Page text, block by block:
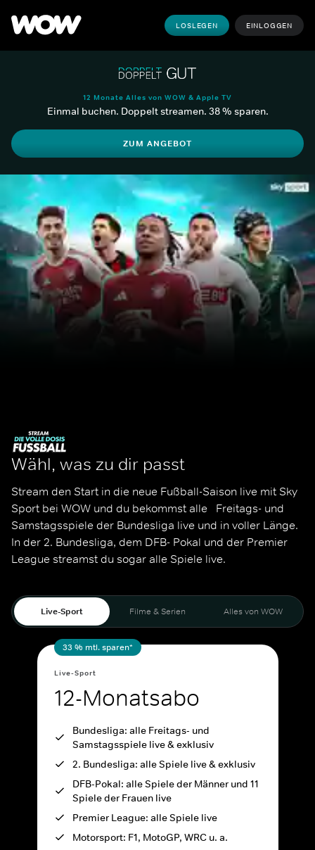
LOSLEGEN EINLOGGEN
12 Monate Alles von WOW & Apple TV
Einmal buchen. Doppelt streamen. 38 % sparen.
ZUM ANGEBOT
Wähl, was zu dir passt
Stream den Start in die neue Fußball-Saison live mit Sky
Sport bei WOW und du bekommst alle   Freitags- und
Samstagsspiele der Bundesliga live und in voller Länge.
In der 2. Bundesliga, dem DFB- Pokal und der Premier
League streamst du sogar alle Spiele live.
Live-Sport Filme & Serien Alles von WOW
33 % mtl. sparen*
Live-Sport
12-Monatsabo
Bundesliga: alle Freitags- und
Samstagsspiele live & exklusiv
2. Bundesliga: alle Spiele live & exklusiv
DFB-Pokal: alle Spiele der Männer und 11
Spiele der Frauen live
Premier League: alle Spiele live
Motorsport: F1, MotoGP, WRC u. a.